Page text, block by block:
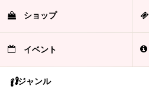
ショップ
イベント
ジャンル